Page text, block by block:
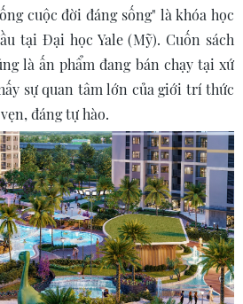
cuộc đời đáng sống" là khóa học
tại Đại học Yale (Mỹ). Cuốn sách
là ấn phẩm đang bán chạy tại xứ
sự quan tâm lớn của giới trí thức
đáng tự hào.